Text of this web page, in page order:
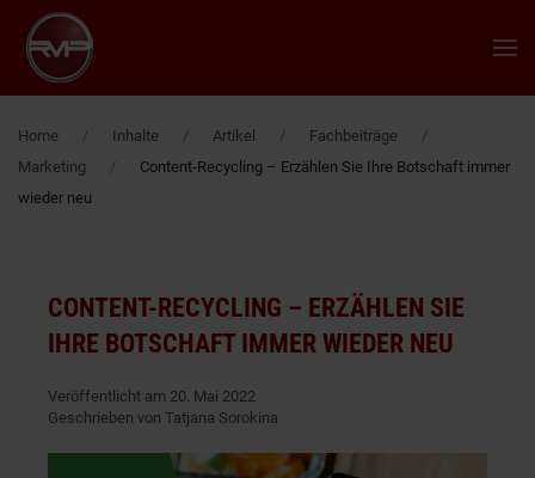
Zum Hauptinhalt springen
Home Inhalte Artikel
Fachbeiträge
Marketing
Content-Recycling – Erzählen Sie Ihre Botschaft immer
wieder neu
CONTENT-RECYCLING – ERZÄHLEN SIE
IHRE BOTSCHAFT IMMER WIEDER NEU
Veröffentlicht am 20. Mai 2022
Geschrieben von Tatjana Sorokina